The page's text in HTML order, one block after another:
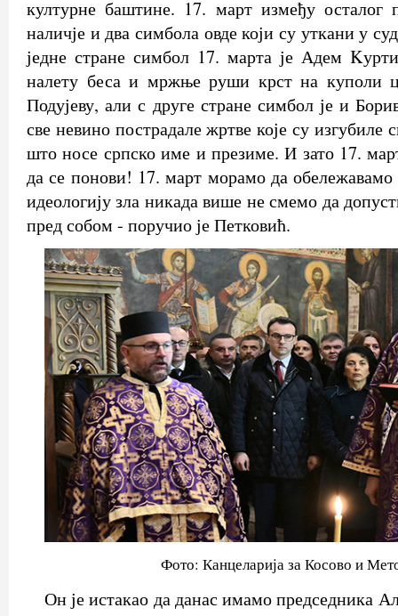
културне баштине. 17. март између
наличје и два симбола овде који су уткани у
једне стране симбол 17. марта је Адем
налету беса и мржње руши крст на куполи
Подујеву, али с друге стране симбол је и
све невино пострадале жртве које су изгубиле
што носе српско име и презиме. И зато 17.
да се понови! 17. март морамо да обележавамо
идеологију зла никада више не смемо да
пред собом - поручио је Петковић.
Фото: Канцеларија за Косово и
Он је истакао да данас имамо председника